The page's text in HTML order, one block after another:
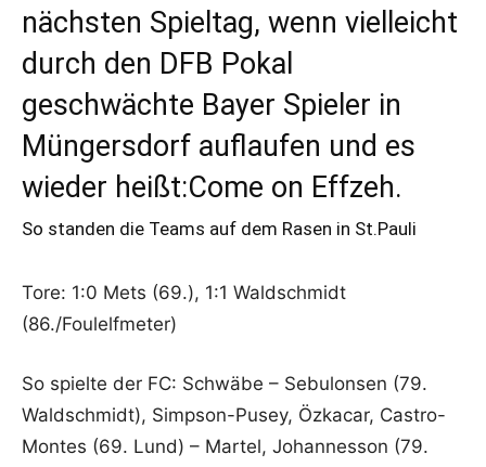
nächsten Spieltag, wenn vielleicht
durch den DFB Pokal
geschwächte Bayer Spieler in
Müngersdorf auflaufen und es
wieder heißt:Come on Effzeh.
So standen die Teams auf dem Rasen in St.Pauli
Tore: 1:0 Mets (69.), 1:1 Waldschmidt
(86./Foulelfmeter)
So spielte der FC: Schwäbe – Sebulonsen (79.
Waldschmidt), Simpson-Pusey, Özkacar, Castro-
Montes (69. Lund) – Martel, Johannesson (79.